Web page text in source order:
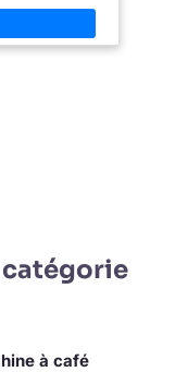
est également
de 12 tasses
de technologie et
à café